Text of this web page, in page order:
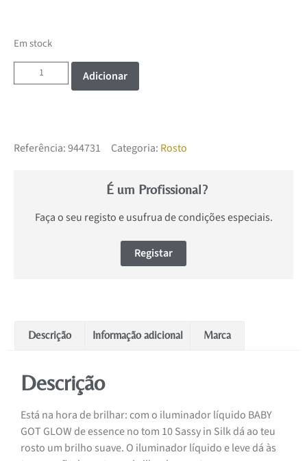
Em stock
Adicionar
Referência:944731 Categoria: Rosto
É um Profissional?
Faça o seu registo e usufrua de condições especiais.
Registar
Descrição Informação adicional Marca
Descrição
Está na hora de brilhar: com o iluminador líquido BABY
GOT GLOW de essence no tom 10 Sassy in Silk dá ao teu
rosto um brilho suave. O iluminador líquido e leve dá às